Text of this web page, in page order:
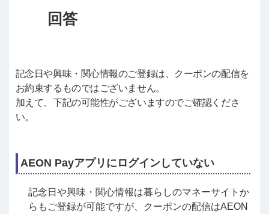
記念日や興味・関心情報のご登録は、クーポンの配信を
お約束するものではございません。
加えて、下記の可能性がございますのでご確認くださ
い。
AEON Payアプリにログインしていない
記念日や興味・関心情報は暮らしのマネーサイトか
らもご登録が可能ですが、クーポンの配信はAEON